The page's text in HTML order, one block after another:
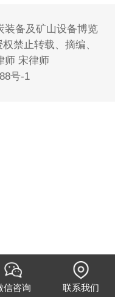
装备及矿山设备博览
禁止转载、摘编、
师 宋律师
号-1
信咨询 联系我们